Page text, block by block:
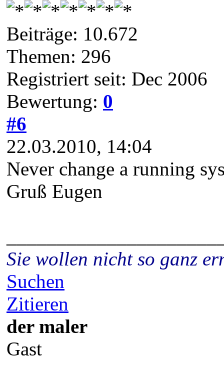
Beiträge: 10.672
Themen: 296
Registriert seit: Dec 2006
Bewertung: 0
#6
22.03.2010, 14:04
Never change a running
Gruß Eugen
Sie wollen nicht so ganz
Suchen
Zitieren
der maler
Gast